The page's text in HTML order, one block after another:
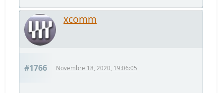
xcomm
#1766 Novembre 18, 2020, 19:06:05